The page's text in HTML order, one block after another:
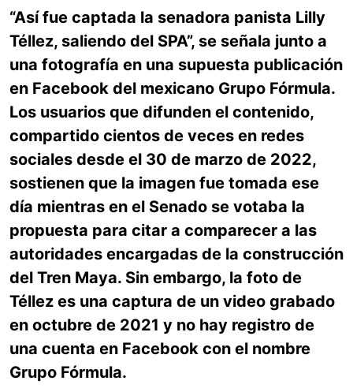
“Así fue captada la senadora panista Lilly
Téllez, saliendo del SPA”, se señala junto a
una fotografía en una supuesta publicación
en Facebook del mexicano Grupo Fórmula.
Los usuarios que difunden el contenido,
compartido cientos de veces en redes
sociales desde el 30 de marzo de 2022,
sostienen que la imagen fue tomada ese
día mientras en el Senado se votaba la
propuesta para citar a comparecer a las
autoridades encargadas de la construcción
del Tren Maya. Sin embargo, la foto de
Téllez es una captura de un video grabado
en octubre de 2021 y no hay registro de
una cuenta en Facebook con el nombre
Grupo Fórmula.